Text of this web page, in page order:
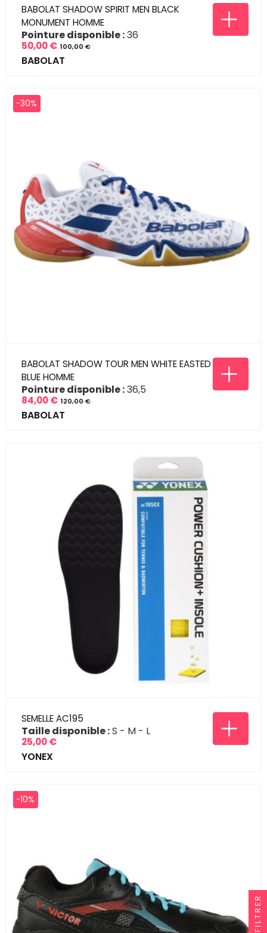
BABOLAT SHADOW SPIRIT MEN BLACK
MONUMENT HOMME
Prix
50,00 €
Prix
de
100,00 €
Pointure disponible :36
BABOLAT
BABOLAT SHADOW TOUR MEN WHITE EASTED
BLUE HOMME
Prix
84,00 €
Prix
de
120,00 €
Pointure disponible :36,5
BABOLAT
-30%
SEMELLE AC195
Prix
25,00 €
Taille disponible :S M
L
YONEX
-10%
FILTRER